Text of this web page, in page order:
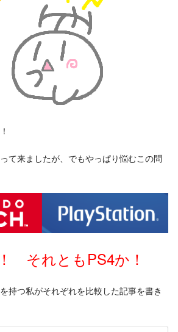
て来ましたが、でもやっぱり悩むこの問
それともPS4か！
持つ私がそれぞれを比較した記事を書き